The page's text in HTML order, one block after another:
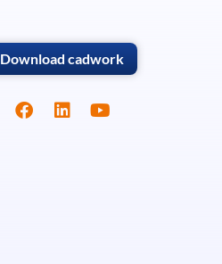
Download cadwork